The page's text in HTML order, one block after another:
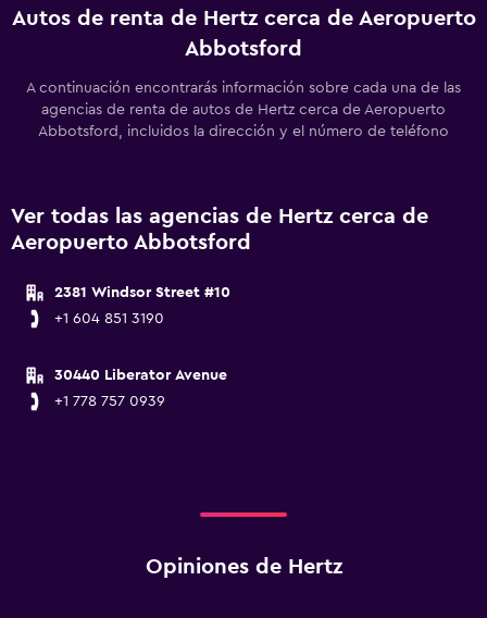
Autos de renta de Hertz cerca de Aeropuerto
Abbotsford
A continuación encontrarás información sobre cada una de las
agencias de renta de autos de Hertz cerca de Aeropuerto
Abbotsford, incluidos la dirección y el número de teléfono
Ver todas las agencias de Hertz cerca de
Aeropuerto Abbotsford
2381 Windsor Street #10
+1 604 851 3190
30440 Liberator Avenue
+1 778 757 0939
Opiniones de Hertz